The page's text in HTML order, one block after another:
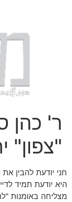
ר' כהן
"צפון"
חני יודעת להבין את
היא יודעת תמיד
מצליחה באומנות